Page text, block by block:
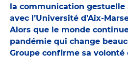
la communication gestuelle
avec l’Université d’Aix-
Alors que le monde
pandémie qui change
Groupe confirme sa volonté